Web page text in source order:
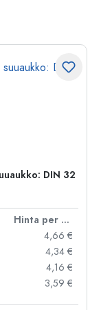
DIN 32
Hinta per kpl
4,66 €
4,34 €
4,16 €
3,59 €